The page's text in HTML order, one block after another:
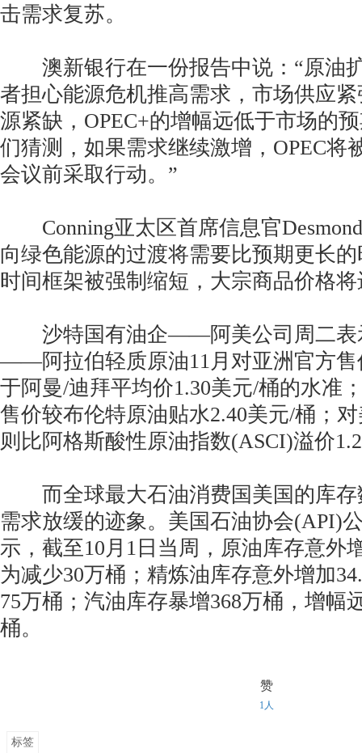
击需求复苏。
澳新银行在一份报告中说：“原油
者担心能源危机推高需求，市场供应
源紧缺，OPEC+的增幅远低于市场的
们猜测，如果需求继续激增，OPEC将
会议前采取行动。”
Conning亚太区首席信息官
向绿色能源的过渡将需要比预期更长
时间框架被强制缩短，大宗商品价格
沙特国有油企——阿美公司周二表
——阿拉伯轻质原油11月对亚洲官方售
于阿曼/迪拜平均价1.30美元/桶的水准
售价较布伦特原油贴水2.40美元/桶；
则比阿格斯酸性原油指数(ASCI)溢价
而全球最大石油消费国美国的库存
需求放缓的迹象。美国石油协会(API)
示，截至10月1日当周，原油库存意外
为减少30万桶；精炼油库存意外增加
75万桶；汽油库存暴增368万桶，增幅
桶。
赞
1人
标签